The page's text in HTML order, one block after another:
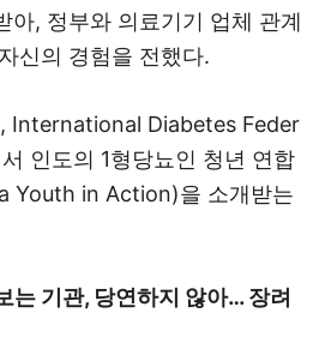
아, 정부와 의료기기 업체 관계
신의 경험을 전했다.
International Diabetes Feder
인도의 1형당뇨인 청년 연합
Youth in Action)을 소개받는
기관, 당연하지 않아… 장려